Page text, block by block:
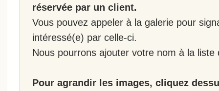
réservée par un client.
Vous pouvez appeler à la galerie pour
intéressé(e) par celle-ci.
Nous pourrons ajouter votre nom à la liste
Pour agrandir les images, cliquez